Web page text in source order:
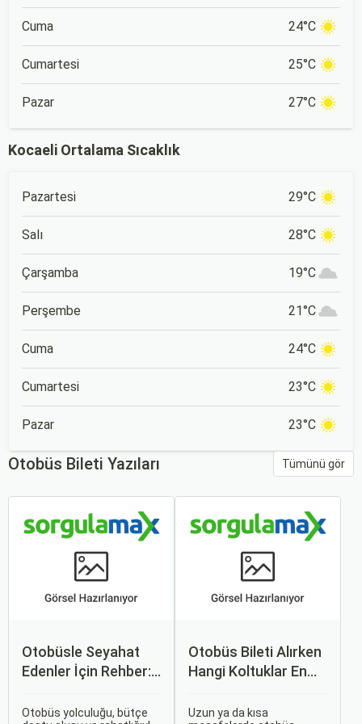
Cuma 24°C
Cumartesi 25°C
Pazar 27°C
Kocaeli Ortalama Sıcaklık
Pazartesi 29°C
Salı 28°C
Çarşamba 19°C
Perşembe 21°C
Cuma 24°C
Cumartesi 23°C
Pazar 23°C
Otobüs Bileti Yazıları Tümünü gör
Otobüsle Seyahat
Edenler İçin Rehber:
Koltuk Seçimine
Otobüs yolculuğu, bütçe
Otobüs Bileti Alırken
Hangi Koltuklar En
Rehberi
Uzun ya da kısa